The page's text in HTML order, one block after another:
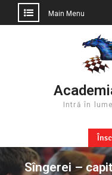
Main Menu
Intră în
Sîngerei –